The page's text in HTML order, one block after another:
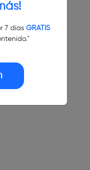
7 días GRATIS